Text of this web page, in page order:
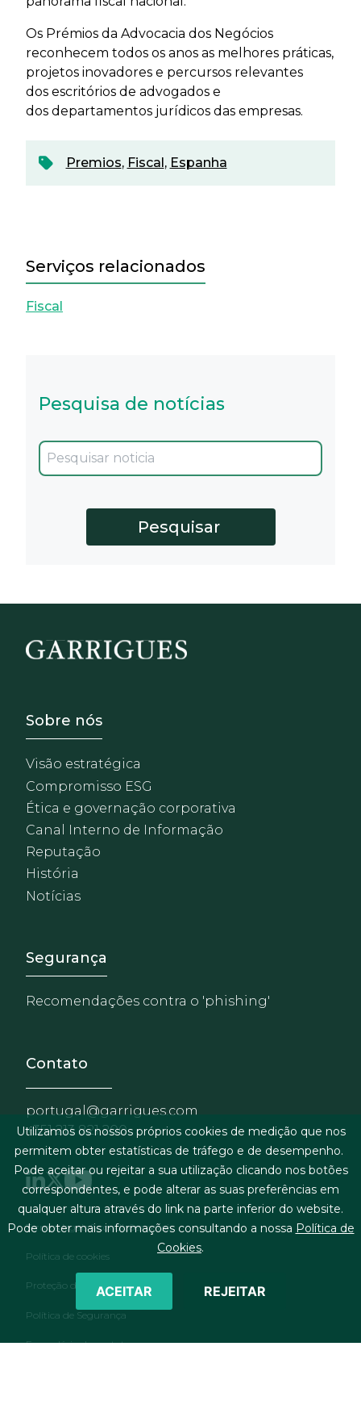
Os Prémios da Advocacia dos Negócios
reconhecem todos os anos as melhores práticas,
projetos inovadores e percursos relevantes
dos escritórios de advogados e
dos departamentos jurídicos das empresas.
Premios, Fiscal, Espanha
Serviços relacionados
Fiscal
Pesquisa de notícias
Footer - Sobre Nosotros
Sobre nós
Visão estratégica
Compromisso ESG
Ética e governação corporativa
Canal Interno de Informação
Reputação
História
Notícias
Footer - Extranet y
Segurança
Recomendações contra o 'phishing'
Contato
portugal@garrigues.com
+351 213 821 200
Menu de rodapé
Termos legais & condições gerais
Política de cookies
Proteção de dados pessoais
Política de Segurança
Formulário de contato
Utilizamos os nossos próprios cookies de medição que nos
permitem obter estatísticas de tráfego e de desempenho.
Pode aceitar ou rejeitar a sua utilização clicando nos botões
correspondentes, e pode alterar as suas preferências em
qualquer altura através do link na parte inferior do website.
Pode obter mais informações consultando a nossa Política de
Cookies.
ACEITAR REJEITAR